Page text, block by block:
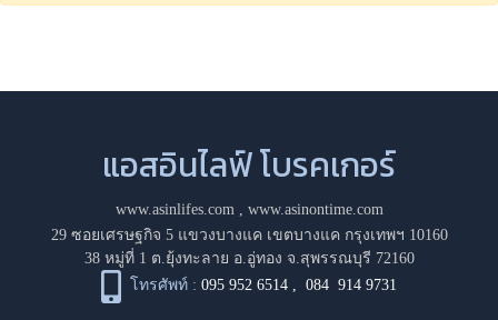
แอสอินไลฟ์ โบรคเกอร์
www.asinlifes.com, www.asinontime.com
29 ซอยเศรษฐกิจ 5 แขวงบางแค เขตบางแค กรุงเทพฯ 10160
38 หมู่ที่ 1 ต.ยุ้งทะลาย อ.อู่ทอง จ.สุพรรณบุรี 72160
โทรศัพท์ : 095 952 6514 ,084 914 9731